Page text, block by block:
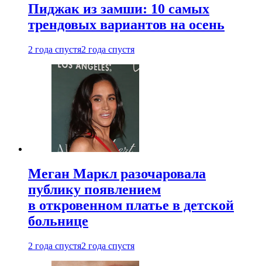
Пиджак из замши: 10 самых
трендовых вариантов на осень
2 года спустя2 года спустя
Меган Маркл разочаровала
публику появлением
в откровенном платье в детской
больнице
2 года спустя2 года спустя